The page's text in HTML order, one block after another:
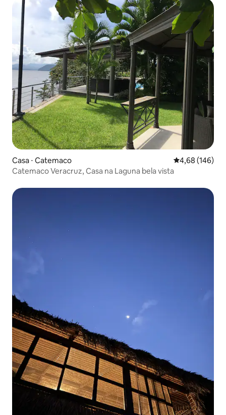
Casa ⋅ Catemaco 4,68 de uma
4,68 (146)
Catemaco Veracruz, Casa na Laguna bela vista